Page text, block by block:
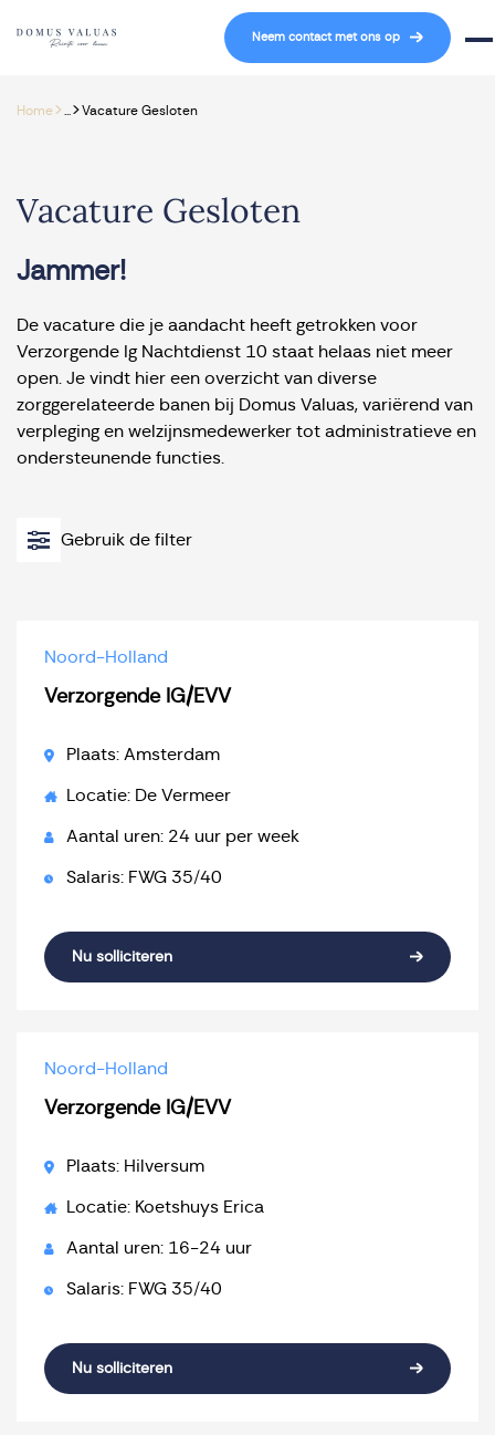
Navigatie overslaan
Neem contact met ons op
Home> >Vacature Gesloten
Vacature Gesloten
Jammer!
De vacature die je aandacht heeft getrokken voor
Verzorgende Ig Nachtdienst 10 staat helaas niet meer
open. Je vindt hier een overzicht van diverse
zorggerelateerde banen bij Domus Valuas, variërend van
verpleging en welzijnsmedewerker tot administratieve en
ondersteunende functies.
Gebruik de filter
Noord-Holland
Verzorgende IG/EVV
Plaats: Amsterdam
Locatie: De Vermeer
Aantal uren: 24 uur per week
Salaris: FWG 35/40
Nu solliciteren
Noord-Holland
Verzorgende IG/EVV
Plaats: Hilversum
Locatie: Koetshuys Erica
Aantal uren: 16-24 uur
Salaris: FWG 35/40
Nu solliciteren